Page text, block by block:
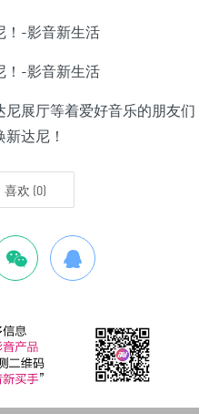
展厅等着爱好音乐的朋友们
达尼！
喜欢 (0)